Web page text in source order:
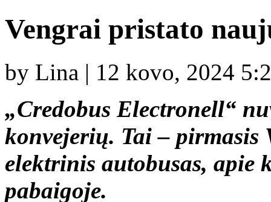
Vengrai pristato
by Lina | 12 kovo, 2024
„Credobus Electronell“
konvejerių. Tai – pirmasis
elektrinis autobusas, apie
pabaigoje.